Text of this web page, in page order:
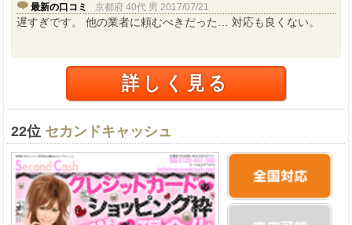
最新の口コミ 京都府 40代 男 2017/07/21
遅すぎです。 他の業者に頼むべきだった… 対応も良くない。
詳しく見る
22位 セカンドキャッシュ